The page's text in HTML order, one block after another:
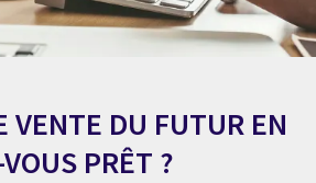
VENTE DU FUTUR EN
PRÊT ?